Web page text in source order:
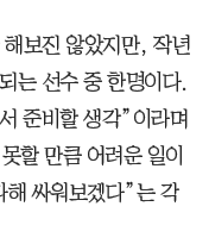
보진 않았지만, 작년
는 선수 중 한명이다.
준비할 생각”이라며
할 만큼 어려운 일이
해 싸워보겠다”는 각